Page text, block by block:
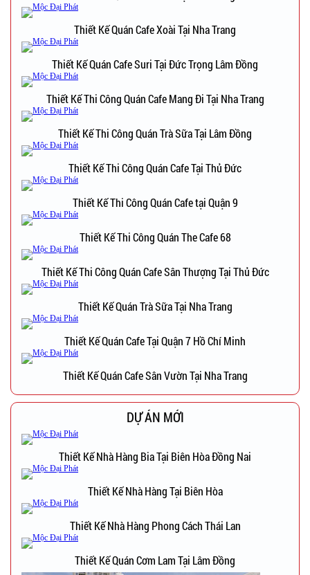
Thiết Kế Quán Cafe Xoài Tại Nha Trang
Thiết Kế Quán Cafe Suri Tại Đức Trọng Lâm Đồng
Thiết Kế Thi Công Quán Cafe Mang Đi Tại Nha Trang
Thiết Kế Thi Công Quán Trà Sữa Tại Lâm Đồng
Thiết Kế Thi Công Quán Cafe Tại Thủ Đức
Thiết Kế Thi Công Quán Cafe tại Quận 9
Thiết Kế Thi Công Quán The Cafe 68
Thiết Kế Thi Công Quán Cafe Sân Thượng Tại Thủ Đức
Thiết Kế Quán Trà Sữa Tại Nha Trang
Thiết Kế Quán Cafe Tại Quận 7 Hồ Chí Minh
Thiết Kế Quán Cafe Sân Vườn Tại Nha Trang
DỰ ÁN MỚI
Thiết Kế Nhà Hàng Bia Tại Biên Hòa Đồng Nai
Thiết Kế Nhà Hàng Tại Biên Hòa
Thiết Kế Nhà Hàng Phong Cách Thái Lan
Thiết Kế Quán Cơm Lam Tại Lâm Đồng